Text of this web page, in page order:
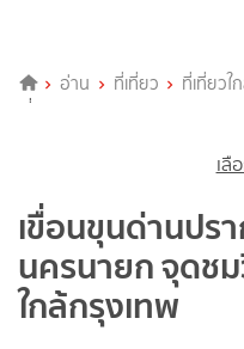
อ่าน ที่เที่ยว ที่เที่ยวใ
เที่ยวนครนายก จุดชมวิว ธรรมช
เลื
เขื่อนขุนด่านปร
นครนายก จุดช
ใกล้กรุงเทพ